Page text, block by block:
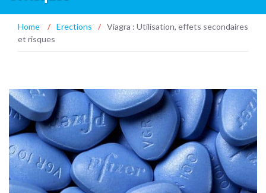
Home / Erections / Viagra : Utilisation, effets secondaires
et risques